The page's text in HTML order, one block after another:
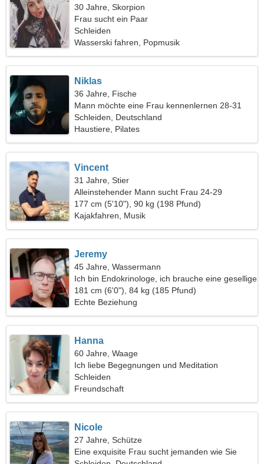
30 Jahre, Skorpion
Frau sucht ein Paar
Schleiden
Wasserski fahren, Popmusik
Niklas
36 Jahre, Fische
Mann möchte eine Frau kennenlernen 28-31
Schleiden, Deutschland
Haustiere, Pilates
Vincent
31 Jahre, Stier
Alleinstehender Mann sucht Frau 24-29
177 cm (5'10"), 90 kg (198 Pfund)
Kajakfahren, Musik
Jeremy
45 Jahre, Wassermann
Ich bin Endokrinologe, ich brauche eine gesellige
Frau
181 cm (6'0"), 84 kg (185 Pfund)
Echte Beziehung
Hanna
60 Jahre, Waage
Ich liebe Begegnungen und Meditation
Schleiden
Freundschaft
Nicole
27 Jahre, Schütze
Eine exquisite Frau sucht jemanden wie Sie